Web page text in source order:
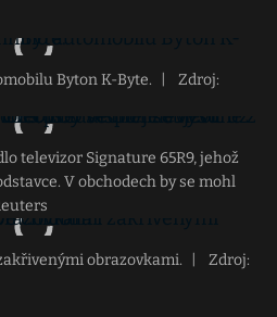
Byton K-Byte.
Zdroj:
televizor Signature 65R9, jehož
V obchodech by se mohl
obrazovkami.
Zdroj: